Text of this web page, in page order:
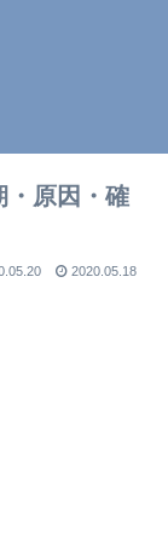
・原因・確
2020.05.18